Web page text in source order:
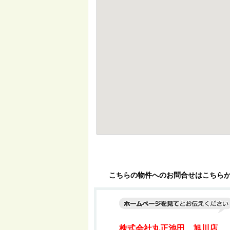
こちらの物件へのお問合せはこちら
株式会社丸正池田 旭川店